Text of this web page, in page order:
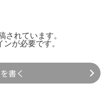
されています。
ンが必要です。
書く